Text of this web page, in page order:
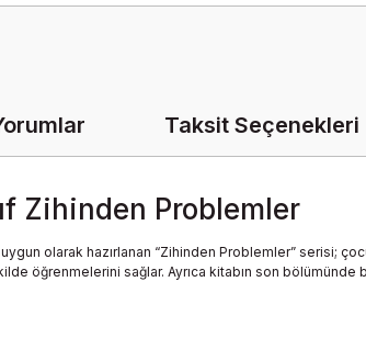
Taksit Seçenekleri
Zihinden Problemler
olarak hazırlanan “Zihinden Problemler” serisi;
öğrenmelerini sağlar. Ayrıca kitabın son bölümünde